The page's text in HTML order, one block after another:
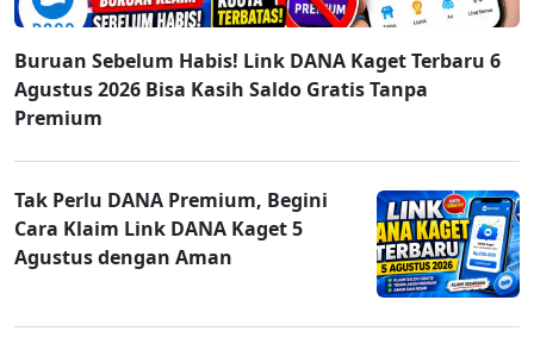
Buruan Sebelum Habis! Link DANA Kaget Terbaru 6
Agustus 2026 Bisa Kasih Saldo Gratis Tanpa
Premium
Tak Perlu DANA Premium, Begini
Cara Klaim Link DANA Kaget 5
Agustus dengan Aman